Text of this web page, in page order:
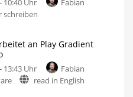
10:40 Uhr
Fabian
schreiben
an Play Gradient
13:43 Uhr
Fabian
read in English